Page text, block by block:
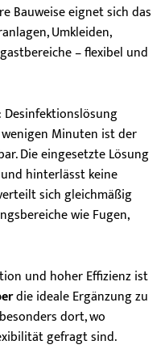
Bauweise eignet sich das
Umkleiden,
– flexibel und
Minuten ist der
Die eingesetzte Lösung
hinterlässt keine
sich gleichmäßig
wie Fugen,
und hoher Effizienz ist
die ideale Ergänzung zu
dort, wo
gefragt sind.